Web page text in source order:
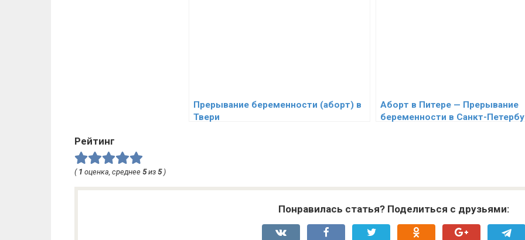
Прерывание беременности (аборт) в
Твери
Аборт в Питере — Прерывание
беременности в Санкт-
Рейтинг
( 1 оценка, среднее 5из 5)
Понравилась статья? Поделиться с друзьями: